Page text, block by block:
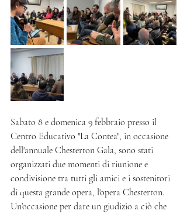
Sabato 8 e domenica 9 febbraio presso il
Centro Educativo "La Contea", in occasione
dell'annuale Chesterton Gala, sono stati
organizzati due momenti di riunione e
condivisione tra tutti gli amici e i sostenitori
di questa grande opera, l'opera Chesterton.
Un’occasione per dare un giudizio a ciò che